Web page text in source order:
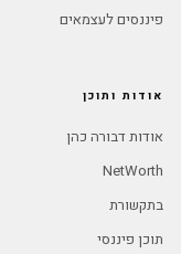
פיננסים לעצמאים
אודות ותוכן
אודות דבורה כהן
NetWorth
בתקשורת
תוכן פיננסי